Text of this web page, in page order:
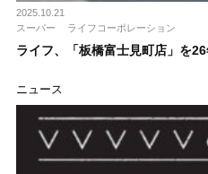
2025.10.21
スーパー
ライフコーポレーション
ライフ、「板橋富士見町店」を
ニュース